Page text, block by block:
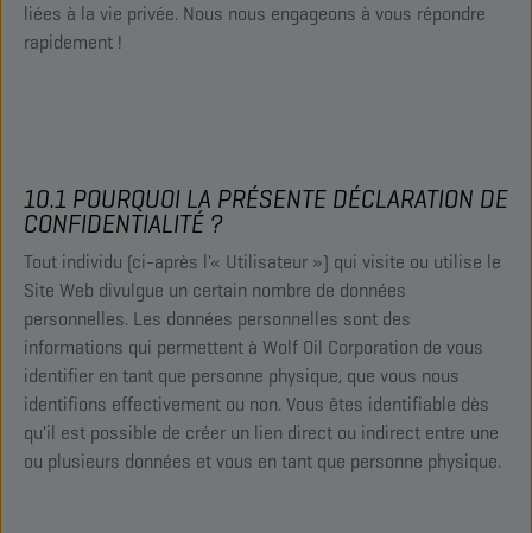
liées à la vie privée. Nous nous engageons à vous répondre
rapidement !
10.1 POURQUOI LA PRÉSENTE DÉCLARATION DE
CONFIDENTIALITÉ ?
Tout individu (ci-après l'« Utilisateur ») qui visite ou utilise le
Site Web divulgue un certain nombre de données
personnelles. Les données personnelles sont des
informations qui permettent à Wolf Oil Corporation de vous
identifier en tant que personne physique, que vous nous
identifions effectivement ou non. Vous êtes identifiable dès
qu'il est possible de créer un lien direct ou indirect entre une
ou plusieurs données et vous en tant que personne physique.